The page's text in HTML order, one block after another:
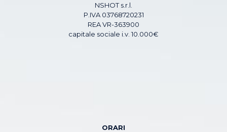
NSHOT s.r.l.
P.IVA 03768720231
REA VR-363900
capitale sociale i.v. 10.000€
ORARI